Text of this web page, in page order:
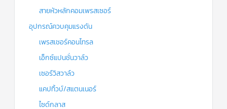
สายหัวหลักคอมเพรสเซอร์
อุปกรณ์ควบคุมแรงดัน
เพรสเชอร์คอนโทรล
เอ็กซ์แปนชั่นวาล์ว
เซอร์วิสวาล์ว
แคปทิ้วบ์/สแตนเนอร์
ไซด์กลาส